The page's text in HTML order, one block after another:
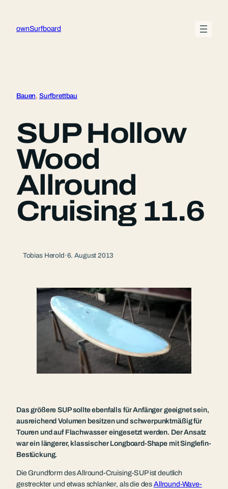
springen
ownSurfboard
Bauen, Surfbrettbau
SUP Hollow
Wood
Allround
Cruising 11.6
Tobias Herold·6. August 2013
Das größere SUP sollte ebenfalls für Anfänger geeignet sein,
ausreichend Volumen besitzen und schwerpunktmäßig für
Touren und auf Flachwasser eingesetzt werden. Der Ansatz
war ein längerer, klassischer Longboard-Shape mit Singlefin-
Bestückung.
Die Grundform des Allround-Cruising-SUP ist deutlich
gestreckter und etwas schlanker, als die desAllround-Wave-